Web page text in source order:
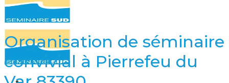
Organisation de séminaire
convivial à Pierrefeu du